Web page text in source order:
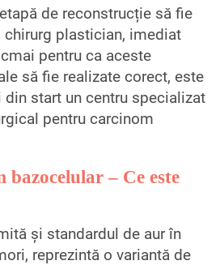
de reconstrucție să fie
chirurg plastician, imediat
pentru ca aceste
să fie realizate corect, este
din start un centru specializat
pentru carcinom
bazocelular – Ce este
și standardul de aur în
reprezintă o variantă de